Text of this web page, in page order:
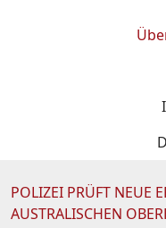
POLIZEI PRÜFT NEUE
AUSTRALISCHEN